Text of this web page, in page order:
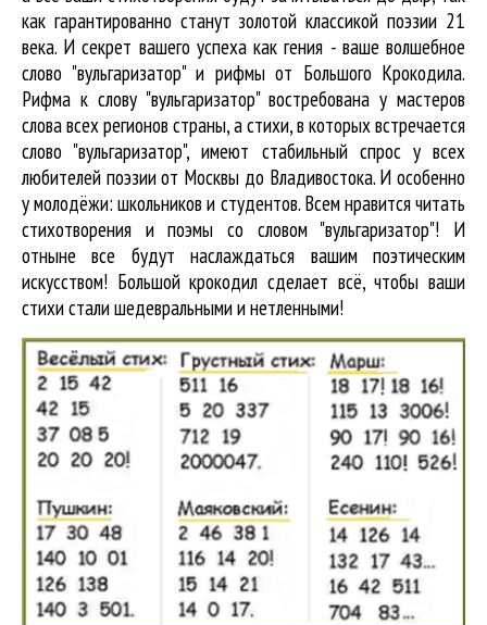
как гарантированно станут золотой классикой поэзии 21
века. И секрет вашего успеха как гения - ваше волшебное
слово "вульгаризатор" и рифмы от Большого Крокодила.
Рифма к слову "вульгаризатор" востребована у мастеров
слова всех регионов страны, а стихи, в которых встречается
слово "вульгаризатор", имеют стабильный спрос у всех
любителей поэзии от Москвы до Владивостока. И особенно
у молодёжи: школьников и студентов. Всем нравится читать
стихотворения и поэмы со словом "вульгаризатор"! И
отныне все будут наслаждаться вашим поэтическим
искусством! Большой крокодил cделает всё, чтобы ваши
стихи стали шедевральными и нетленными!